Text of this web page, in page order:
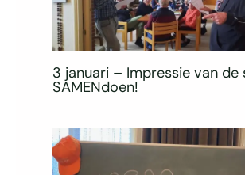
3 januari – Impressie van
SAMENdoen!